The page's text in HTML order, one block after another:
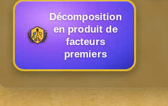
Décomposition
en produit de
facteurs
premiers